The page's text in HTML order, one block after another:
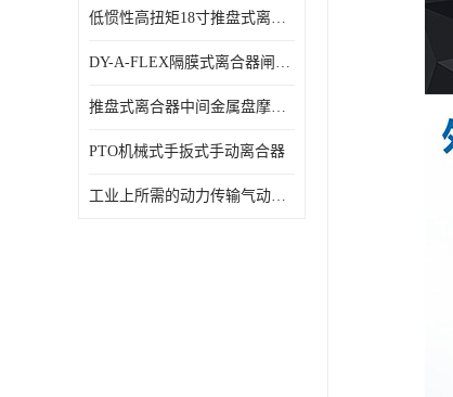
低惯性高扭矩18寸推盘式离合器中心盘齿盘W18-11-101
DY-A-FLEX隔膜式离合器闸瓦总成7015125A
推盘式离合器中间金属盘摩擦盘18寸
PTO机械式手扳式手动离合器
工业上所需的动力传输气动离合器WCB424